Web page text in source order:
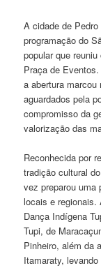
A cidade de
programação do
popular que
Praça de Eventos.
a abertura
aguardados pela
compromisso da
valorização das
Reconhecida por
tradição cultural
vez preparou uma
locais e regionais.
Dança Indígena
Tupi, de
Pinheiro, além da
Itamaraty,